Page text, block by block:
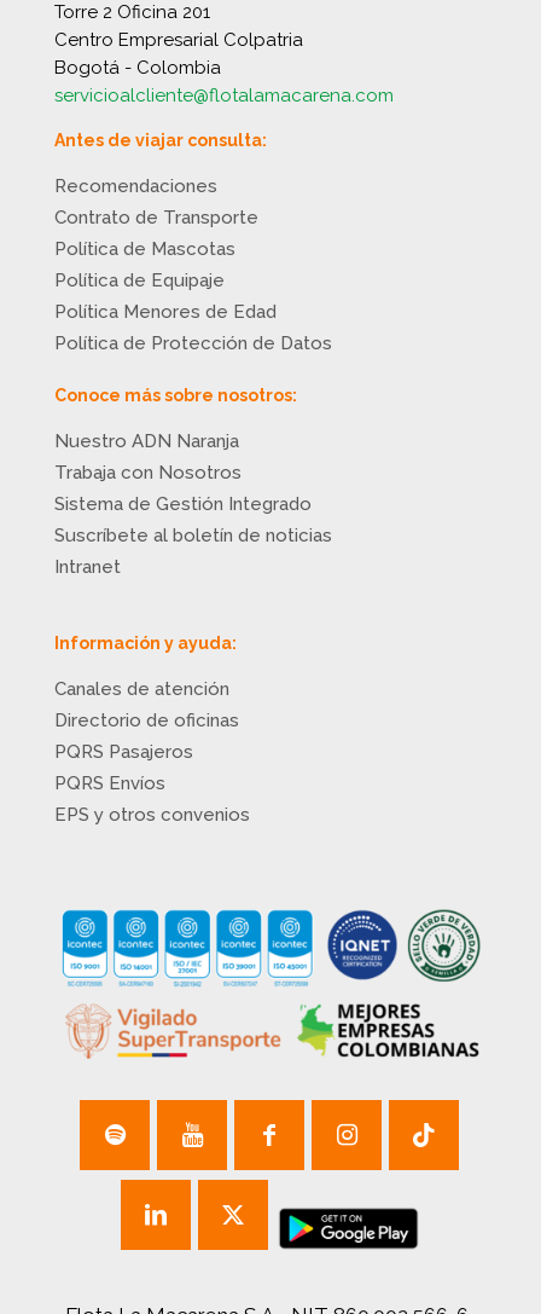
Torre 2 Oficina 201
Centro Empresarial Colpatria
Bogotá - Colombia
servicioalcliente@flotalamacarena.com
Antes de viajar consulta:
Recomendaciones
Contrato de Transporte
Política de Mascotas
Política de Equipaje
Política Menores de Edad
Política de Protección de Datos
Conoce más sobre nosotros:
Nuestro ADN Naranja
Trabaja con Nosotros
Sistema de Gestión Integrado
Suscríbete al boletín de noticias
Intranet
Información y ayuda:
Canales de atención
Directorio de oficinas
PQRS Pasajeros
PQRS Envíos
EPS y otros convenios